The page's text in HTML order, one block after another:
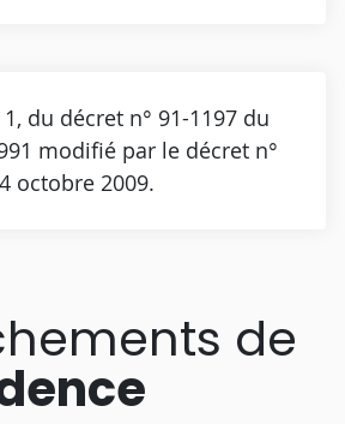
du décret n° 91-1197 du
modifié par le décret n°
octobre 2009.
de